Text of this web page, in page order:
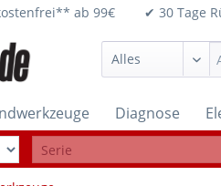
ab 99€ ✔ 30
Diagnose